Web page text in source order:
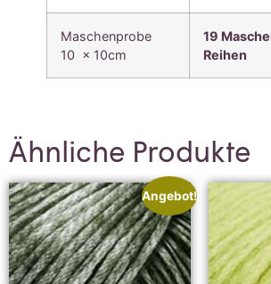
Maschenprobe
10 x 10cm
19
Reihen
Ähnliche Produkte
Angebot!